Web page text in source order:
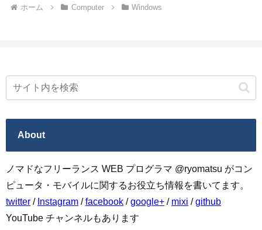
ホーム Computer Windows
About
ノマドなフリーランス WEB プログラマ @ryomatsu がコン
ピュータ・モバイルに関するお役立ち情報を書いてます。
twitter / Instagram /facebook /google+ / mixi /github
YouTube チャンネルもあります